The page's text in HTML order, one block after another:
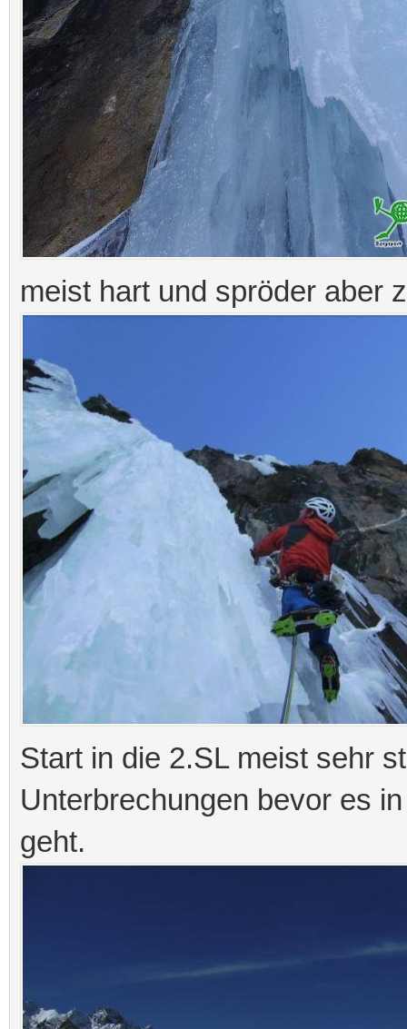
meist hart und spröder aber
Start in die 2.SL meist sehr
Unterbrechungen bevor es
geht.